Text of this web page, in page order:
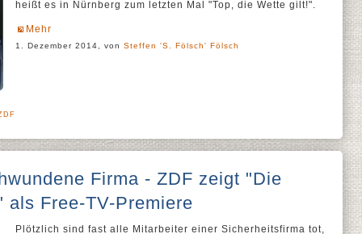
heißt es in Nürnberg zum letzten Mal "Top, die Wette gilt!".
Mehr
1. Dezember 2014, von Steffen 'S. Fölsch' Fölsch
Firma - ZDF zeigt "Die
als Free-TV-Premiere
Plötzlich sind fast alle Mitarbeiter einer Sicherheitsfirma tot,